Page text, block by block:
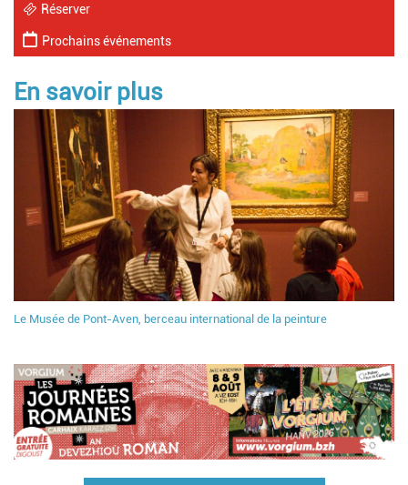
Réserver
Prochains événements
En savoir plus
Le Musée de Pont-Aven, berceau international de la peinture